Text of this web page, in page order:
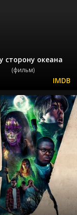
сторону океана
(фильм)